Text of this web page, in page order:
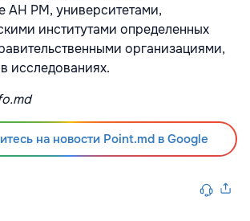
АН РМ, университетами,
институтами определенных
организациями,
исследованиях.
на новости Point.md в Google